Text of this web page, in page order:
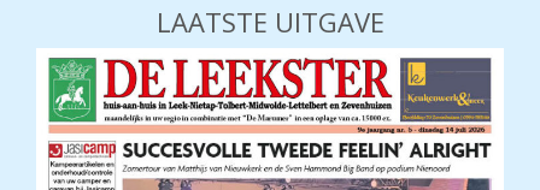
LAATSTE UITGAVE